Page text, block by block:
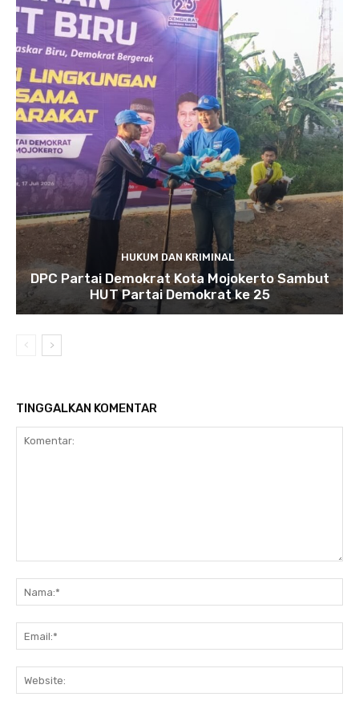
HUKUM DAN KRIMINAL
DPC Partai Demokrat Kota Mojokerto Sambut
HUT Partai Demokrat ke 25
TINGGALKAN KOMENTAR